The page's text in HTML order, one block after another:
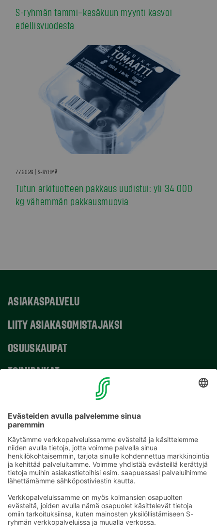
S-ryhmän tammi–kesäkuun myynti kasvoi
edellisvuodesta
7.7.2026 | S-RYHMÄ
Tutun arkituotteen pakkaus uudistui: yli 34 000
kg vähemmän pakkausmuovia
ASIAKASPALVELU
LIITY ASIAKASOMISTAJAKSI
OSUUSKAUPAT
TOIMIPAIKAT
Sähköpostiosoitteet S-ryhmässä ovat muotoa
etunimi.sukunimi@sok.fi
Seuraa meitä: